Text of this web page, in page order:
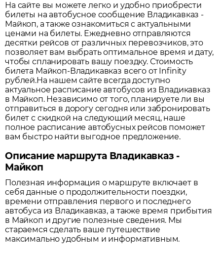
На сайте вы можете легко и удобно приобрести
билеты на автобусное сообщение Владикавказ -
Майкоп, а также ознакомиться с актуальными
ценами на билеты. Ежедневно отправляются
десятки рейсов от различных перевозчиков, это
позволяет вам выбрать оптимальное время и дату,
чтобы спланировать вашу поездку. Стоимость
билета Майкоп-Владикавказ всего от Infinity
рублей.На нашем сайте всегда доступно
актуальное расписание автобусов из Владикавказ
в Майкоп. Независимо от того, планируете ли вы
отправиться в дорогу сегодня или забронировать
билет с скидкой на следующий месяц, наше
полное расписание автобусных рейсов поможет
вам быстро найти выгодное предложение.
Описание маршрута Владикавказ -
Майкоп
Полезная информация о маршруте включает в
себя данные о продолжительности поездки,
времени отправления первого и последнего
автобуса из Владикавказ, а также время прибытия
в Майкоп и другие полезные сведения. Мы
стараемся сделать ваше путешествие
максимально удобным и информативным.